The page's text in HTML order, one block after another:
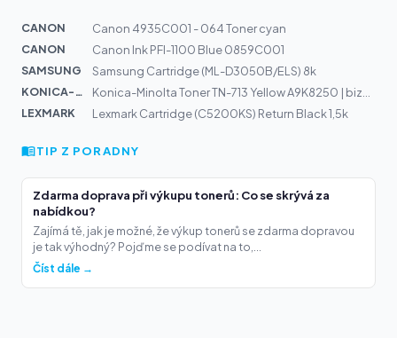
CANON
Canon 4935C001 - 064 Toner cyan
CANON
Canon Ink PFI-1100 Blue 0859C001
SAMSUNG
Samsung Cartridge (ML-D3050B/ELS) 8k
KONICA-MIN...
LEXMARK
Lexmark Cartridge (C5200KS) Return Black 1,5k
TIP Z PORADNY
Zdarma doprava při výkupu tonerů: Co se skrývá za
nabídkou?
Zajímá tě, jak je možné, že výkup tonerů se zdarma dopravou
je tak výhodný? Pojďme se podívat na to,...
Číst dále →